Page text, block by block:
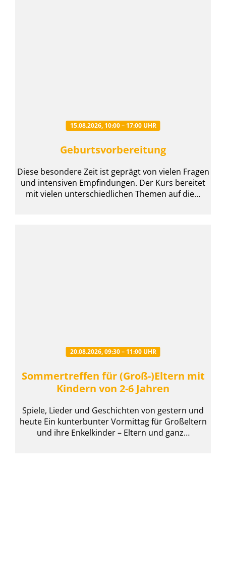
15.08.2026, 10:00 – 17:00 UHR
Geburtsvorbereitung
Diese besondere Zeit ist geprägt von vielen Fragen
und intensiven Empfindungen. Der Kurs bereitet
mit vielen unterschiedlichen Themen auf die…
20.08.2026, 09:30 – 11:00 UHR
Sommertreffen für (Groß-)Eltern mit
Kindern von 2-6 Jahren
Spiele, Lieder und Geschichten von gestern und
heute Ein kunterbunter Vormittag für Großeltern
und ihre Enkelkinder – Eltern und ganz…